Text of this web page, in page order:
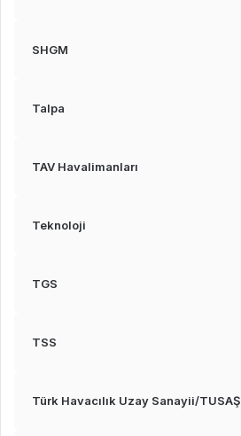
SHGM
Talpa
TAV Havalimanları
Teknoloji
TGS
TSS
Türk Havacılık Uzay Sanayii/TUSAŞ